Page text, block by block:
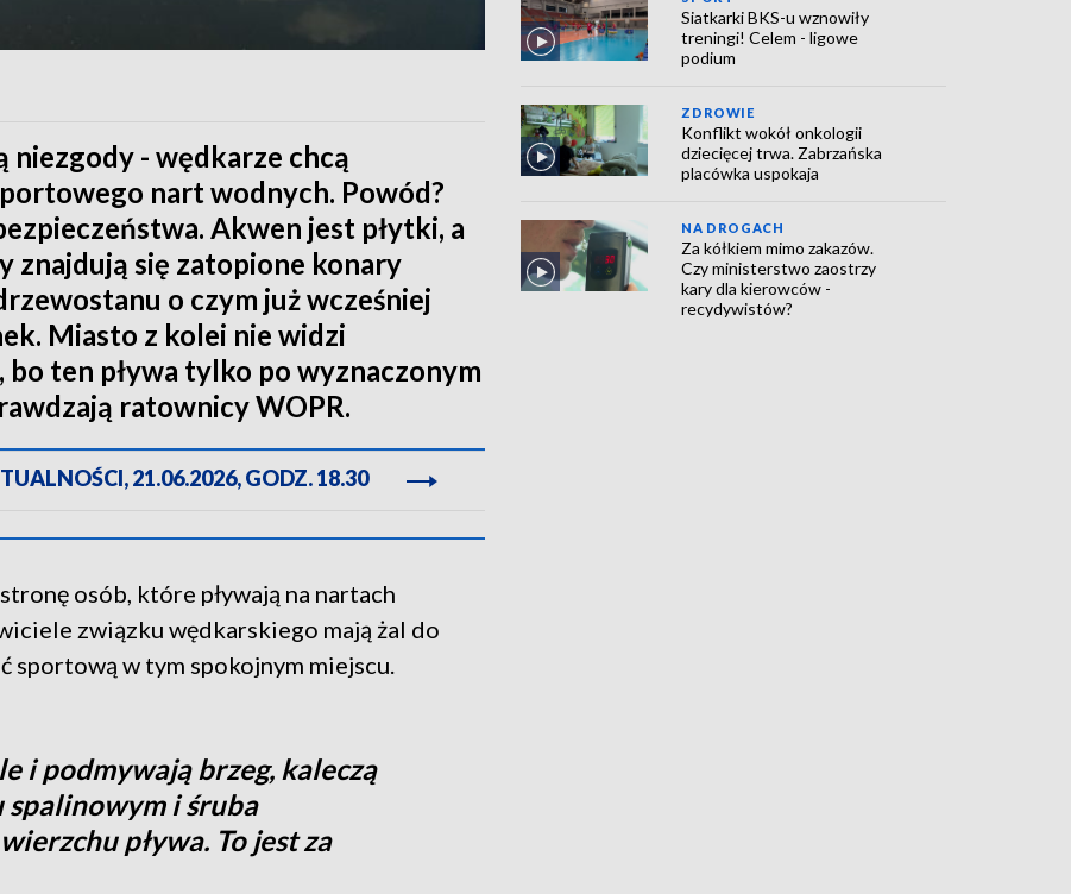
niezgody - wędkarze chcą
nart wodnych. Powód?
Akwen jest płytki, a
znajdują się zatopione konary
o czym już wcześniej
Miasto z kolei nie widzi
bo ten pływa tylko po wyznaczonym
ratownicy WOPR.
21.06.2026, GODZ. 18.30
osób, które pływają na nartach
związku wędkarskiego mają żal do
sportową w tym spokojnym miejscu.
i podmywają brzeg, kaleczą
spalinowym i śruba
pływa. To jest za
Siatkarki BKS-u wznowiły
treningi! Celem - ligowe
podium
ZDROWIE
Konflikt wokół onkologii
dziecięcej trwa. Zabrzańska
placówka uspokaja
NA DROGACH
Za kółkiem mimo zakazów.
Czy ministerstwo zaostrzy
kary dla kierowców -
recydywistów?